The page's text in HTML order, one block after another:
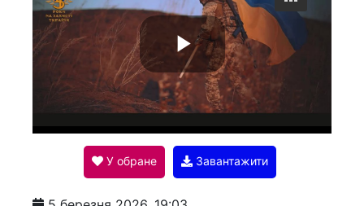
P
l
a
У обране Завантажити